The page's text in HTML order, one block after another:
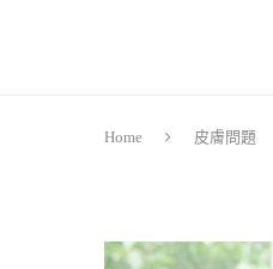
Home 皮膚問題